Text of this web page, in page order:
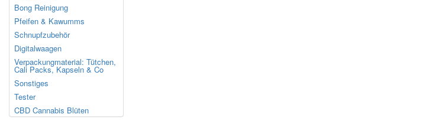
Bong Reinigung
Pfeifen & Kawumms
Schnupfzubehör
Digitalwaagen
Verpackungmaterial: Tütchen,
Cali Packs, Kapseln & Co
Sonstiges
Tester
CBD Cannabis Blüten